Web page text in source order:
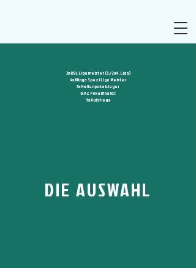
3x RBL Ligameister (3./2x4. Liga)
4x Minga Spezl Liga Meister
3x Hallenpokalsieger
1x AZ Pokalfinalist
5x Aufstiege
DIE AUSWAHL